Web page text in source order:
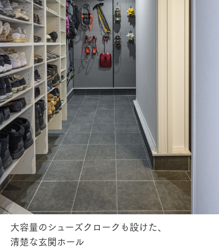
大容量のシューズクロークも設けた、
清楚な玄関ホール